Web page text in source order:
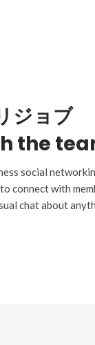
ジョブ
the
social
connect with
chat about